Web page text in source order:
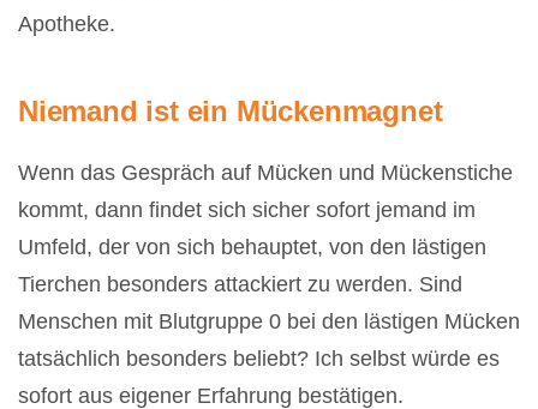
Apotheke.
Niemand ist ein Mückenmagnet
Wenn das Gespräch auf Mücken und Mückenstiche
kommt, dann findet sich sicher sofort jemand im
Umfeld, der von sich behauptet, von den lästigen
Tierchen besonders attackiert zu werden. Sind
Menschen mit Blutgruppe 0 bei den lästigen Mücken
tatsächlich besonders beliebt? Ich selbst würde es
sofort aus eigener Erfahrung bestätigen.